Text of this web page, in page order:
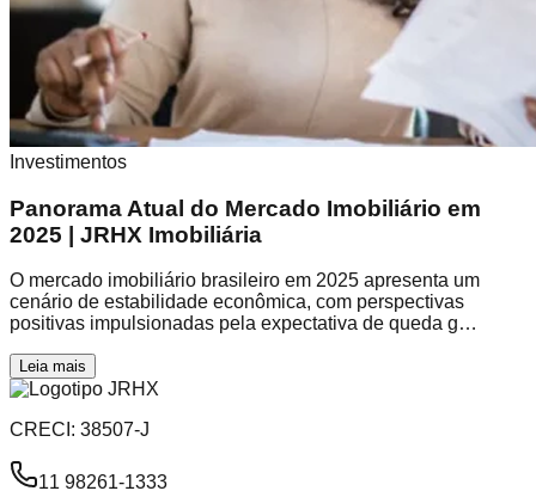
Investimentos
Panorama Atual do Mercado Imobiliário em
2025 | JRHX Imobiliária
O mercado imobiliário brasileiro em 2025 apresenta um
cenário de estabilidade econômica, com perspectivas
positivas impulsionadas pela expectativa de queda g…
Leia mais
CRECI: 38507-J
11 98261-1333